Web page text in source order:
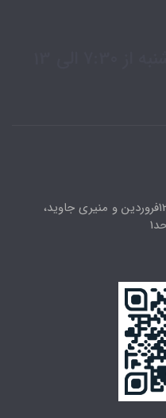
تهران، خیابان انقلاب ، بین 12فروردین و منیری جاوید،